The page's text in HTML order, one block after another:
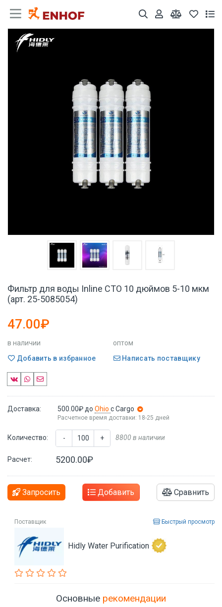
Фильтр для воды Inline CTO 10 дюймов 5-10 мкм
(арт. 25-5085054)
47.00₽
в наличии
оптом
Добавить в избранное
Написать поставщику
Доставка: 500.00₽ до Ohio с Cargo
Расчетное время доставки: 18-25 дней
Количество: - + 8800 в наличии
Расчет: 5200.00₽
Запросить Добавить Сравнить
Поставщик Быстрый просмотр
Hidly Water Purification
Основные рекомендации